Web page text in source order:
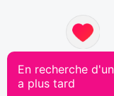
En recherche
a plus tard